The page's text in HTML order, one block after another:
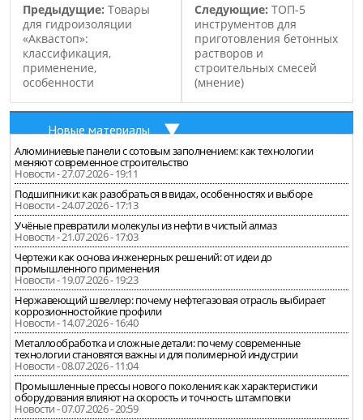
Предыдущие: Товары
для гидроизоляции
«Аквастоп»:
классификация,
применение,
особенности
Следующие: ТОП-5
инструментов для
приготовления бетонных
растворов и
строительных смесей
(мнение)
Новые материалы
Алюминиевые панели с сотовым заполнением: как технологии
меняют современное строительство
Новости - 27.07.2026 - 19:11
Подшипники: как разобраться в видах, особенностях и выборе
Новости - 24.07.2026 - 17:13
Учёные превратили молекулы из нефти в чистый алмаз
Новости - 21.07.2026 - 17:03
Чертежи как основа инженерных решений: от идеи до
промышленного применения
Новости - 19.07.2026 - 19:23
Нержавеющий швеллер: почему нефтегазовая отрасль выбирает
коррозионностойкие профили
Новости - 14.07.2026 - 16:40
Металлообработка и сложные детали: почему современные
технологии становятся важны и для полимерной индустрии
Новости - 08.07.2026 - 11:04
Промышленные прессы нового поколения: как характеристики
оборудования влияют на скорость и точность штамповки
Новости - 07.07.2026 - 20:59